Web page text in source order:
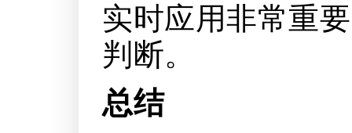
实时应用非常重
判断。
总结